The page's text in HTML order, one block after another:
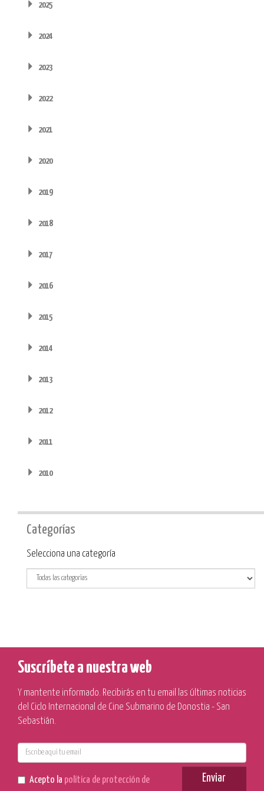
2025
2024
2023
2022
2021
2020
2019
2018
2017
2016
2015
2014
2013
2012
2011
2010
Categorías
Categoría
Selecciona una categoría
Suscríbete a nuestra web
Y mantente informado. Recibirás en tu email las últimas noticias
del Ciclo Internacional de Cine Submarino de Donostia - San
Sebastián.
Acepto la política de protección de
Enviar